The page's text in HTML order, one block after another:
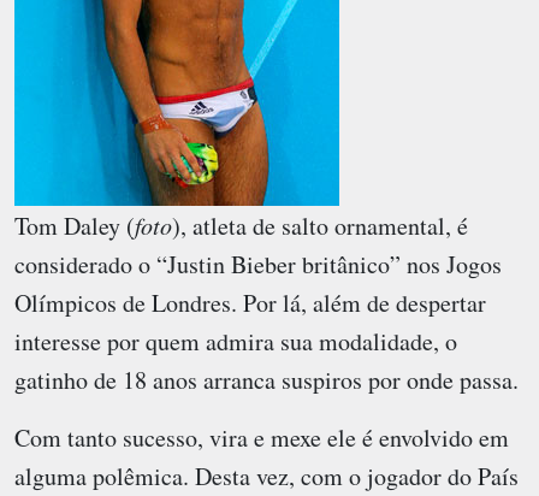
Tom Daley (foto), atleta de salto ornamental, é
considerado o “Justin Bieber britânico” nos Jogos
Olímpicos de Londres. Por lá, além de despertar
interesse por quem admira sua modalidade, o
gatinho de 18 anos arranca suspiros por onde passa.
Com tanto sucesso, vira e mexe ele é envolvido em
alguma polêmica. Desta vez, com o jogador do País